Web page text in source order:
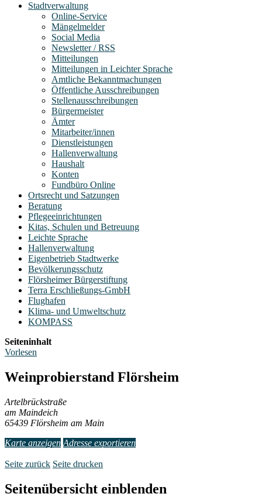
Stadtverwaltung
Online-Service
Mängelmelder
Social Media
Newsletter / RSS
Mitteilungen
Mitteilungen in Leichter Sprache
Amtliche Bekanntmachungen
Öffentliche Ausschreibungen
Stellenausschreibungen
Bürgermeister
Ämter
Mitarbeiter/innen
Dienstleistungen
Hallenverwaltung
Haushalt
Konten
Fundbüro Online
Ortsrecht und Satzungen
Beratung
Pflegeeinrichtungen
Kitas, Schulen und Betreuung
Leichte Sprache
Hallenverwaltung
Eigenbetrieb Stadtwerke
Bevölkerungsschutz
Flörsheimer Bürgerstiftung
Terra Erschließungs-GmbH
Flughafen
Klima- und Umweltschutz
KOMPASS
Seiteninhalt
Vorlesen
Weinprobierstand Flörsheim
Artelbrückstraße
am Maindeich
65439 Flörsheim am Main
Karte anzeigen Adresse exportieren
Seite zurück Seite drucken
Seitenübersicht einblenden